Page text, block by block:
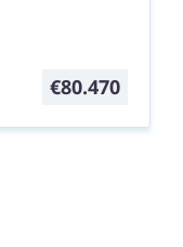
€80.470